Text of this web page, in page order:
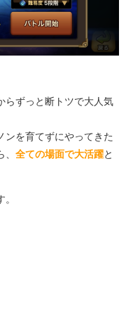
らずっと断トツで大人気
ンを育てずにやってきた
全ての場面で大活躍と
。